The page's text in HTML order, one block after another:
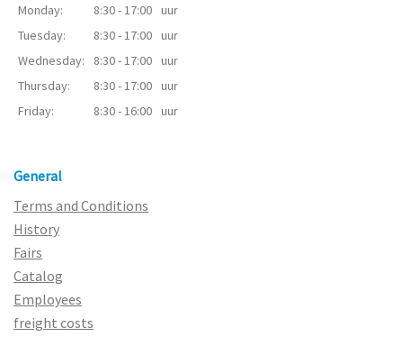
Monday: 8:30 - 17:00 uur
Tuesday:
8:30 - 17:00 uur
Wednesday:
8:30 - 17:00 uur
Thursday:
8:30 - 17:00 uur
Friday:
8:30 - 16:00 uur
General
Terms and Conditions
History
Fairs
Catalog
Employees
freight costs